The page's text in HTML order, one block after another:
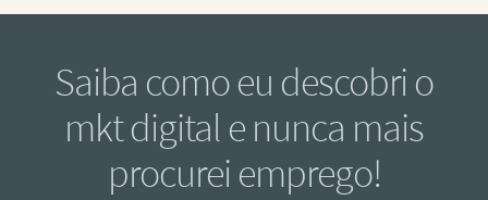
Saiba como eu descobri o
mkt digital e nunca mais
procurei emprego!